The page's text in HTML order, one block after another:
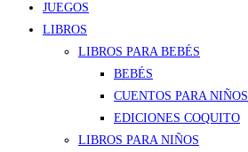
JUEGOS
LIBROS
LIBROS PARA BEBÉS
BEBÉS
CUENTOS PARA NIÑOS
EDICIONES COQUITO
LIBROS PARA NIÑOS